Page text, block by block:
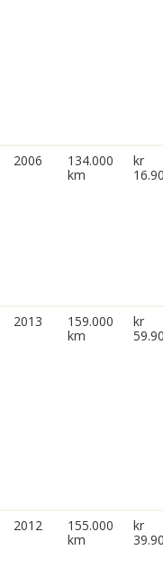
2006
134.000
km
kr
2013
159.000
km
kr
2012
155.000
km
kr